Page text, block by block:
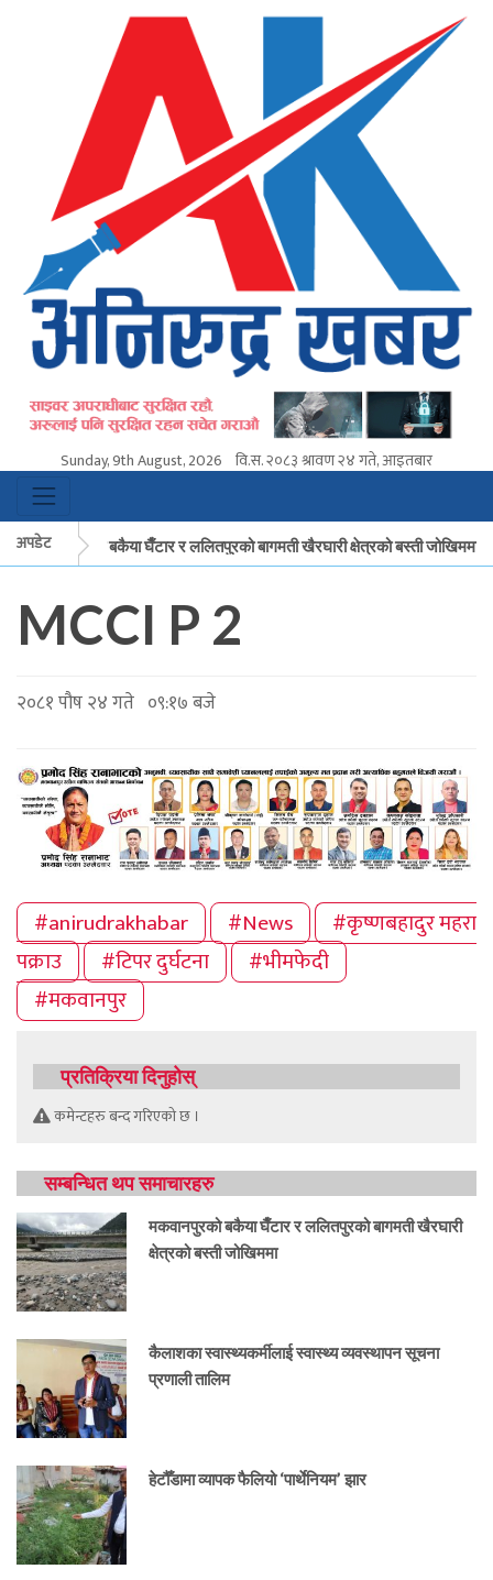
Sunday, 9th August, 2026 वि.स.२०८३ श्रावण २४ गते, आइतबार
अपडेट
मकवानपुरको बकैया घैँटार र ललितपुरको बागमती खैरघारी क्षेत्रको बस्ती जोखिममा
मकवानपुरको बकैया घैँटार र ललितपुरको बागमती खैरघारी क्षेत्रको बस्ती जोखिममा
MCCI P 2
२०८१ पौष २४ गते ०९:१७ बजे
#anirudrakhabar #News
#कृष्णबहादुर महरा
पक्राउ
#टिपर दुर्घटना
#भीमफेदी
#मकवानपुर
प्रतिक्रिया दिनुहोस्
कमेन्टहरु बन्द गरिएको छ ।
सम्बन्धित थप समाचारहरु
मकवानपुरको बकैया घैँटार र ललितपुरको बागमती खैरघारी
क्षेत्रको बस्ती जोखिममा
कैलाशका स्वास्थ्यकर्मीलाई स्वास्थ्य व्यवस्थापन सूचना
प्रणाली तालिम
हेटौँडामा व्यापक फैलियो ‘पार्थेनियम’ झार